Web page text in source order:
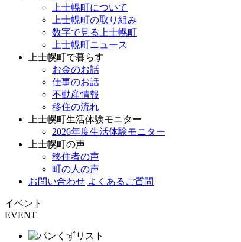
上士幌町について
上士幌町の取り組み
数字で見る上士幌町
上士幌町ニュース
上士幌町で暮らす
お金のお話
仕事のお話
不動産情報
移住の流れ
上士幌町生活体験モニター
2026年度生活体験モニター
上士幌町の声
移住者の声
町の人の声
お問い合わせ よくあるご質問
イベント
EVENT